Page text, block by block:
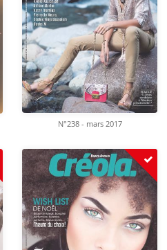
N°238 - mars 2017